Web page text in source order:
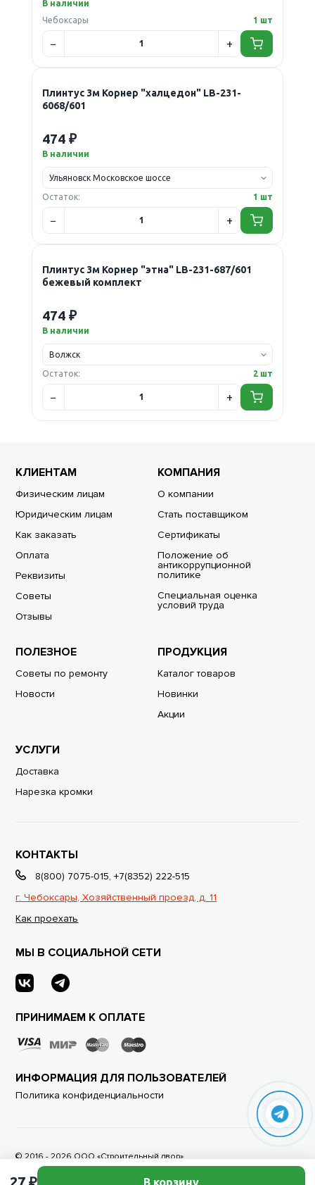
В наличии
Чебоксары
1 шт
Плинтус 3м Корнер "халцедон" LB-231-
6068/601
474 ₽
В наличии
Остаток: 1 шт
Плинтус 3м Корнер "этна" LB-231-687/601
бежевый комплект
474 ₽
В наличии
Остаток: 2 шт
В корзину
КЛИЕНТАМ
Физическим лицам
Юридическим лицам
Как заказать
Оплата
Реквизиты
Советы
Отзывы
КОМПАНИЯ
О компании
Стать поставщиком
Сертификаты
Положение об
антикоррупционной
политике
Специальная оценка
условий труда
ПОЛЕЗНОЕ
Советы по ремонту
Новости
ПРОДУКЦИЯ
Каталог товаров
Новинки
Акции
УСЛУГИ
Доставка
Нарезка кромки
КОНТАКТЫ
8(800) 7075-015,+7(8352) 222-515
г. Чебоксары, Хозяйственный проезд, д. 11
Как проехать
МЫ В СОЦИАЛЬНОЙ СЕТИ
ПРИНИМАЕМ К ОПЛАТЕ
ИНФОРМАЦИЯ ДЛЯ ПОЛЬЗОВАТЕЛЕЙ
Политика конфиденциальности
© 2016 - 2026 ООО «Строительный двор»
Дизайн и разработка Brandog